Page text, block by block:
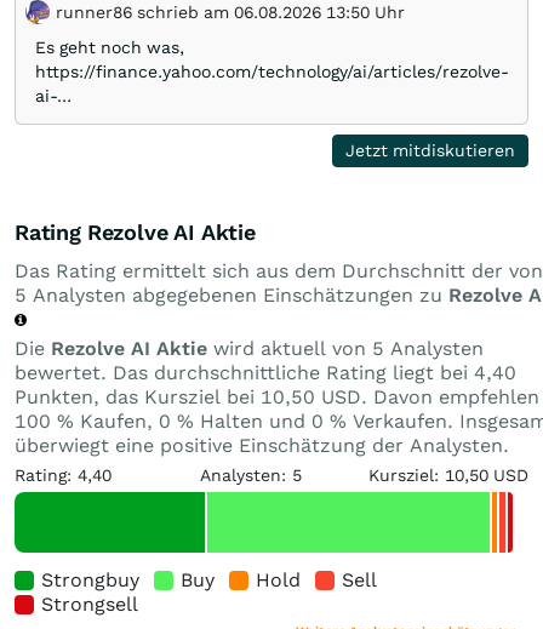
runner86 schrieb am 06.08.2026 13:50 Uhr
Es geht noch was,
https://finance.yahoo.com/technology/ai/articles/rezolve-
ai-…
Jetzt mitdiskutieren
Rating Rezolve AI Aktie
Das Rating ermittelt sich aus dem Durchschnitt der von
5 Analysten abgegebenen Einschätzungen zu Rezolve
Die Rezolve AI Aktie wird aktuell von 5 Analysten
bewertet. Das durchschnittliche Rating liegt bei 4,40
Punkten, das Kursziel bei 10,50 USD. Davon empfehlen
100 % Kaufen, 0 % Halten und 0 % Verkaufen.
überwiegt eine positive Einschätzung der Analysten.
Rating: 4,40 Analysten: 5 Kursziel: 10,50 USD
Strongbuy Buy Hold
Sell
Strongsell